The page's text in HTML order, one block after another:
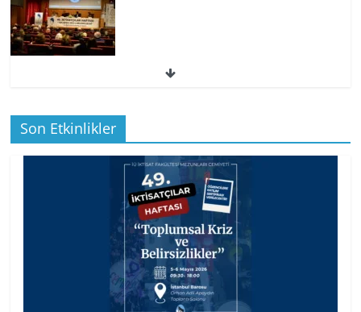
BİZ İKTİSATLILAR: İÇİMİZDEN BİRİ PROF.
Son Etkinlikler